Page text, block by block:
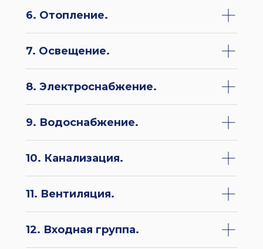
6. Отопление.
7. Освещение.
8. Электроснабжение.
9. Водоснабжение.
10. Канализация.
11. Вентиляция.
12. Входная группа.